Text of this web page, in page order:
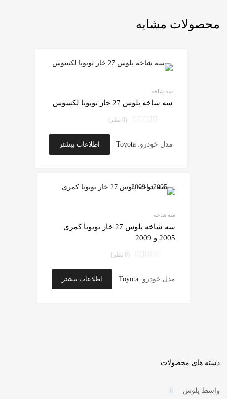
محصولات مشابه
سه شاخه
سه شاخه پلوس 27 خار تویوتا لکسوس
(0 نظر)
مدل خودرو: Toyota اطلاعات بیشتر
سه شاخه
سه شاخه پلوس 27 خار تویوتا کمری
2005 و 2009
(0 نظر)
مدل خودرو: Toyota اطلاعات بیشتر
دسته های محصولات
واسط پلوس 6